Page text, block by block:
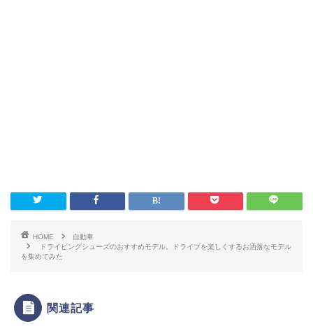
HOME
自動車
ドライビングシューズのおすすめモデル。ドライブを楽しくするお洒落なモデル
を集めてみた
関連記事